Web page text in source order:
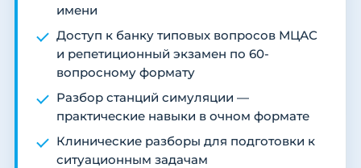
имени
Доступ к банку типовых вопросов МЦАС
и репетиционный экзамен по 60-
вопросному формату
Разбор станций симуляции —
практические навыки в очном формате
Клинические разборы для подготовки к
ситуационным задачам